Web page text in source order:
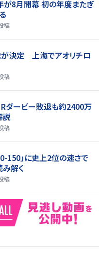
が8月開幕 初の年度またぎ
稿
が決定 上海でアオリチロ
稿
ダービー敗退も約2400万
説
稿
150」に史上2位の速さで
解く
稿